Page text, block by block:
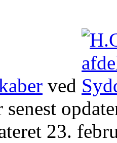
ved
senest
23.